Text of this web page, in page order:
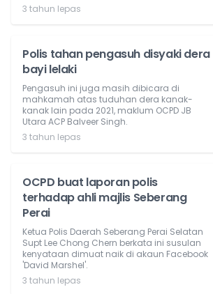
3 tahun lepas
Polis tahan pengasuh disyaki dera
bayi lelaki
Pengasuh ini juga masih dibicara di
mahkamah atas tuduhan dera kanak-
kanak lain pada 2021, maklum OCPD JB
Utara ACP Balveer Singh.
3 tahun lepas
OCPD buat laporan polis
terhadap ahli majlis Seberang
Perai
Ketua Polis Daerah Seberang Perai Selatan
Supt Lee Chong Chern berkata ini susulan
kenyataan dimuat naik di akaun Facebook
'David Marshel'.
3 tahun lepas